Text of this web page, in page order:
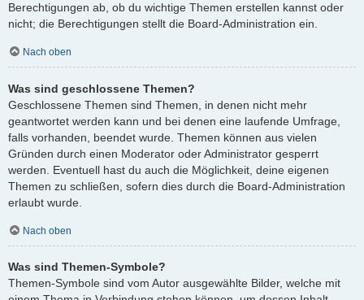
Berechtigungen ab, ob du wichtige Themen erstellen kannst oder
nicht; die Berechtigungen stellt die Board-Administration ein.
Nach oben
Was sind geschlossene Themen?
Geschlossene Themen sind Themen, in denen nicht mehr
geantwortet werden kann und bei denen eine laufende Umfrage,
falls vorhanden, beendet wurde. Themen können aus vielen
Gründen durch einen Moderator oder Administrator gesperrt
werden. Eventuell hast du auch die Möglichkeit, deine eigenen
Themen zu schließen, sofern dies durch die Board-Administration
erlaubt wurde.
Nach oben
Was sind Themen-Symbole?
Themen-Symbole sind vom Autor ausgewählte Bilder, welche mit